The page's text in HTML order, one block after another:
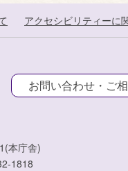
アクセシビリティーに
お問い合わせ・ご
本庁舎)
1818